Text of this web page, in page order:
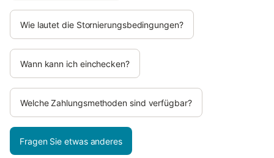
Wie lautet die Stornierungsbedingungen?
Wann kann ich einchecken?
Welche Zahlungsmethoden sind verfügbar?
Fragen Sie etwas anderes